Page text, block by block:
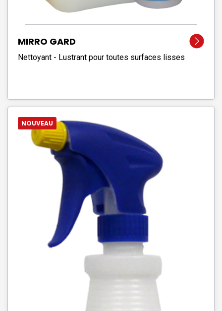
MIRRO GARD
Nettoyant - Lustrant pour toutes surfaces lisses
NOUVEAU